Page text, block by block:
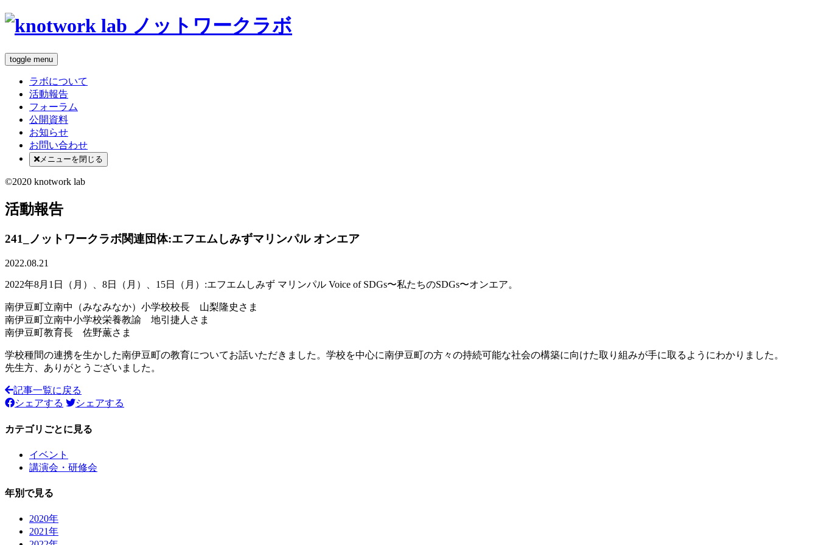
toggle menu
ラボについて
活動報告
フォーラム
公開資料
お知らせ
お問い合わせ
メニューを閉じる
©2020 knotwork lab
活動報告
241_ノットワークラボ関連団体:エフエムしみずマリンパル オンエア
2022.08.21
2022年8月1日（月）、8日（月）、15日（月）:エフエムしみず マリンパル Voice of SDGs〜私たちのSDGs〜オンエア。
南伊豆町立南中（みなみなか）小学校校長 山梨隆史さま
南伊豆町立南中小学校栄養教諭 地引捷人さま
南伊豆町教育長 佐野薫さま
学校種間の連携を生かした南伊豆町の教育についてお話いただきました。学校を中心に南伊豆町の方々の持続可能な社会の構築に向けた取り組みが手に取るようにわかりました。
先生方、ありがとうございました。
記事一覧に戻る
シェアする
シェアする
カテゴリごとに見る
イベント
講演会・研修会
年別で見る
2020年
2021年